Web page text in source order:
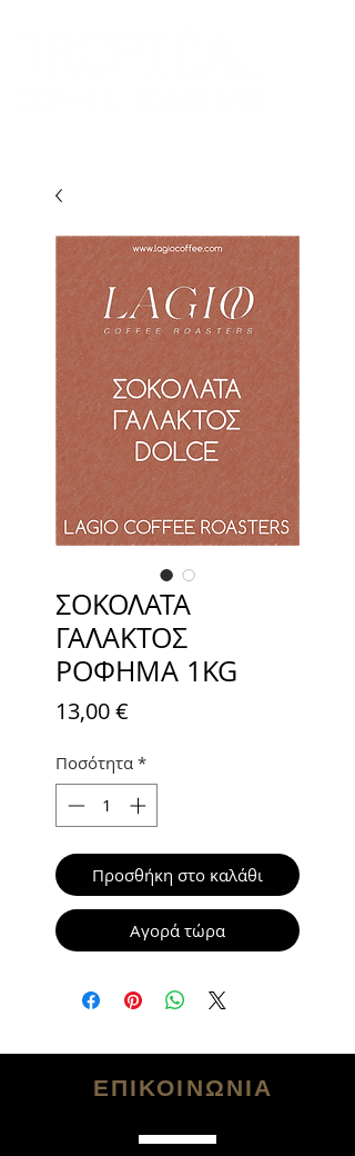
ΣΟΚΟΛΑΤΑ
ΓΑΛΑΚΤΟΣ
ΡΟΦΗΜΑ 1KG
13,00 €
Ποσότητα *
Προσθήκη στο καλάθι
Αγορά τώρα
ΕΠΙΚΟΙΝΩΝΙΑ